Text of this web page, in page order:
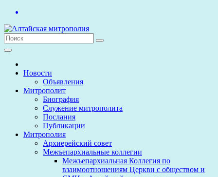
Перейти
содержимому
Новости
Объявления
Митрополит
Биография
Служение митрополита
Послания
Публикации
Митрополия
Архиерейский совет
Межъепархиальные коллегии
Межъепархиальная Коллегия по
взаимоотношениям Церкви с обществом и